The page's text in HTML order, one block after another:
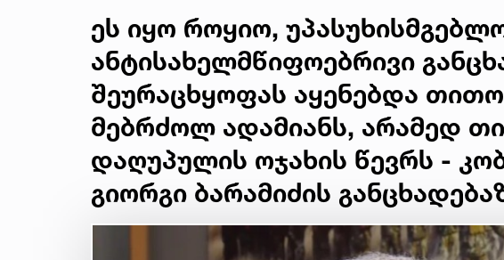
ეს იყო როყიო,
ანტისახელმწიფოებრივი
შეურაცხყოფას აყენებდა
მებრძოლ ადამიანს, არამედ
დაღუპულის ოჯახის წევრს -
გიორგი ბარამიძის